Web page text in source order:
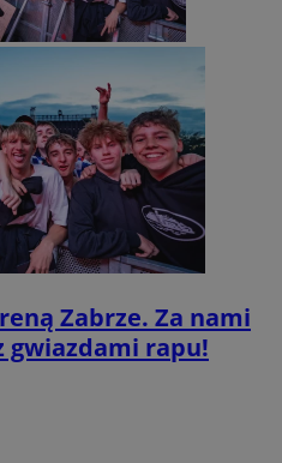
Zabrze. Za nami
gwiazdami rapu!